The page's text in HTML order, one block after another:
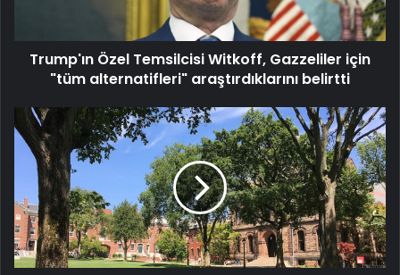
araştırdıklarını
belirtti
Trump'ın Özel Temsilcisi Witkoff, Gazzeliler için
"tüm alternatifleri" araştırdıklarını belirtti
ABD'de
Brown
Üniversitesi
Profesörü,
mahkeme
kararına
aykırı
şekilde
sınır